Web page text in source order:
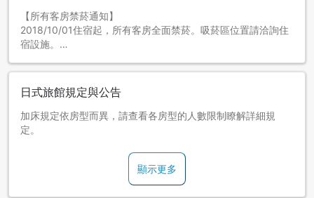
【所有客房禁菸通知】
2018/10/01住宿起，所有客房全面禁菸。吸菸區位置請洽詢住
宿設施。
日式旅館規定與公告
加床規定依房型而異，請查看各房型的人數限制瞭解詳細規
定。
顯示更多